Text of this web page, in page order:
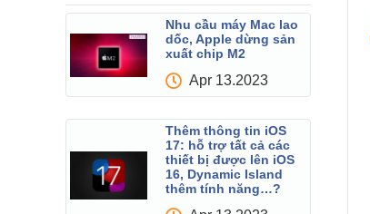
Nhu cầu máy Mac lao
dốc, Apple dừng sản
xuất chip M2
Apr 13.2023
Thêm thông tin iOS
17: hỗ trợ tất cả các
thiết bị được lên iOS
16, Dynamic Island
thêm tính năng…?